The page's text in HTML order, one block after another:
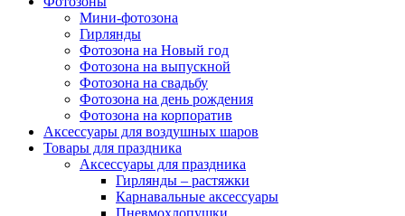
Мини-фотозона
Гирлянды
Фотозона на Новый год
Фотозона на выпускной
Фотозона на свадьбу
Фотозона на день рождения
Фотозона на корпоратив
Аксессуары для воздушных шаров
Товары для праздника
Аксессуары для праздника
Гирлянды – растяжки
Карнавальные аксессуары